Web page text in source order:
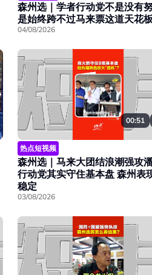
森州选｜学者行动党不是没有
是始终跨不过马来票这道天花
04/08/2026
00:51
热点短视频
森州选｜马来大团结浪潮强攻
行动党其实守住基本盘 森州表
稳定
03/08/2026